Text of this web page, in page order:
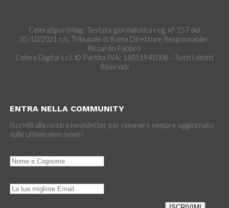
CeleraSportMag: Testata giornalistica reg. n° 157 del
05/10/2021 c/o Tribunale di Roma Direttore Responsabile:
Riccardo Fabbro
Celera Digital s.r.l. © Partita IVA: 16011941008 - Tutti i diritti
Riservati
ENTRA NELLA COMMUNITY
Iscriviti alla nostra newsletter per rimanere sempre aggiornato
sulle ultimissime news!